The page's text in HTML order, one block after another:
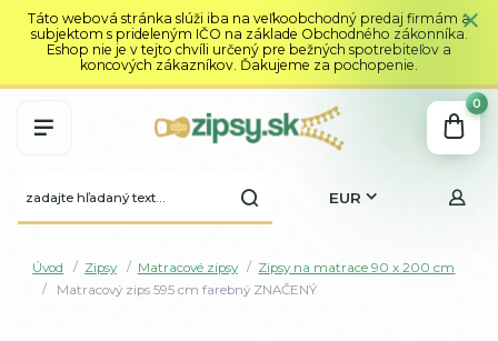
Táto webová stránka slúži iba na veľkoobchodný predaj firmám a
subjektom s prideleným IČO na základe Obchodného zákonníka.
Eshop nie je v tejto chvíli určený pre bežných spotrebiteľov a
koncových zákazníkov. Ďakujeme za pochopenie.
EUR
0
Úvod Zipsy Matracové zipsy
Zipsy na matrace 90 x 200 cm
Matracový zips 595 cm farebný ZNAČENÝ